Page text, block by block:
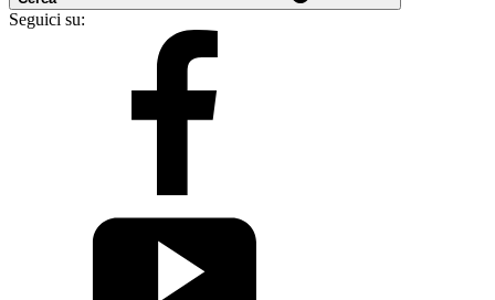
Seguici su: